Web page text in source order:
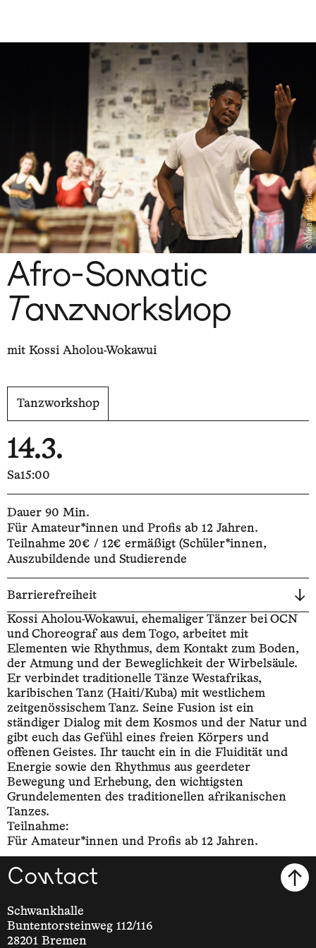
Mariann Menke
Afro-Somatic
Tanzworkshop
mit Kossi Aholou-Wokawui
Tanzworkshop
14.3.
Sa15:00
Dauer 90 Min.
Für Amateur*innen und Profis ab 12 Jahren.
Teilnahme 20€ / 12€ ermäßigt (Schüler*innen,
Auszubildende und Studierende
Barrierefreiheit
Kossi Aholou-Wokawui, ehemaliger Tänzer bei OCN
und Choreograf aus dem Togo, arbeitet mit
Elementen wie Rhythmus, dem Kontakt zum Boden,
der Atmung und der Beweglichkeit der Wirbelsäule.
Er verbindet traditionelle Tänze Westafrikas,
karibischen Tanz (Haiti/Kuba) mit westlichem
zeitgenössischem Tanz. Seine Fusion ist ein
ständiger Dialog mit dem Kosmos und der Natur und
gibt euch das Gefühl eines freien Körpers und
offenen Geistes. Ihr taucht ein in die Fluidität und
Energie sowie den Rhythmus aus geerdeter
Bewegung und Erhebung, den wichtigsten
Grundelementen des traditionellen afrikanischen
Tanzes.
Teilnahme:
Für Amateur*innen und Profis ab 12 Jahren.
Contact
Schwankhalle
Buntentorsteinweg 112/116
28201 Bremen